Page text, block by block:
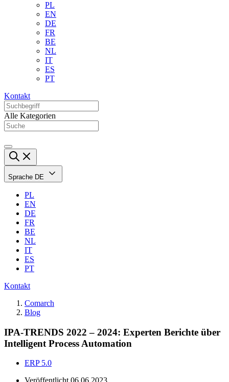
PL
EN
DE
FR
BE
NL
IT
ES
PT
Kontakt
Alle Kategorien
Sprache DE
PL
EN
DE
FR
BE
NL
IT
ES
PT
Kontakt
Comarch
Blog
IPA-TRENDS 2022 – 2024: Experten Berichte über
Intelligent Process Automation
ERP 5.0